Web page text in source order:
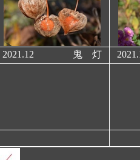
2021.12 鬼 灯